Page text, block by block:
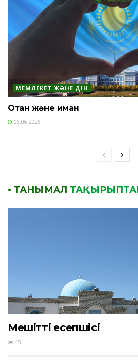
МЕМЛЕКЕТ ЖӘНЕ ДІН
Отан және иман
06.06.2026
• ТАНЫМАЛ
Мешіттің есепшісі
45